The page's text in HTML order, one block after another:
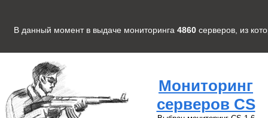
В данный момент в выдаче мониторинга 4860 серверов, из
Мониторинг
серверов CS